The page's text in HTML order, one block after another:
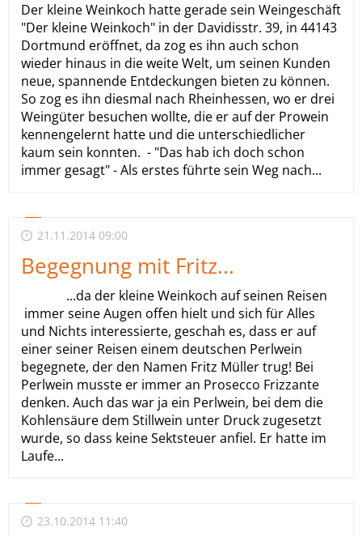
Der kleine Weinkoch hatte gerade sein Weingeschäft
"Der kleine Weinkoch" in der Davidisstr. 39, in 44143
Dortmund eröffnet, da zog es ihn auch schon
wieder hinaus in die weite Welt, um seinen Kunden
neue, spannende Entdeckungen bieten zu können.
So zog es ihn diesmal nach Rheinhessen, wo er drei
Weingüter besuchen wollte, die er auf der Prowein
kennengelernt hatte und die unterschiedlicher
kaum sein konnten. - "Das hab ich doch schon
immer gesagt" - Als erstes führte sein Weg nach...
21.11.2014 09:00
Begegnung mit Fritz...
...da der kleine Weinkoch auf seinen Reisen
immer seine Augen offen hielt und sich für Alles
und Nichts interessierte, geschah es, dass er auf
einer seiner Reisen einem deutschen Perlwein
begegnete, der den Namen Fritz Müller trug! Bei
Perlwein musste er immer an Prosecco Frizzante
denken. Auch das war ja ein Perlwein, bei dem die
Kohlensäure dem Stillwein unter Druck zugesetzt
wurde, so dass keine Sektsteuer anfiel. Er hatte im
Laufe...
23.10.2014 11:40